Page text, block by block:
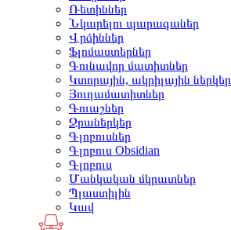
Ռետիններ
Նկարելու պարագաներ
Վրձիններ
Ֆլոմաստերներ
Գունավոր մատիտներ
Կտորային, ակրիլային ներկեր
Յուղամատիտներ
Գուաշներ
Ջրաներկեր
Գլոբուսներ
Գլոբուս Obsidian
Գլոբուս
Մանկական մկրատներ
Պլաստիլին
Կավ